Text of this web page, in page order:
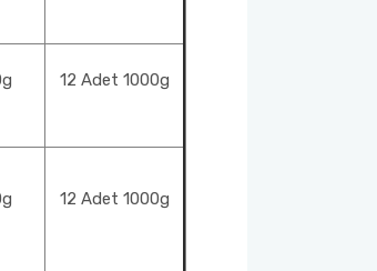
12 Adet 1000g
12 Adet 1000g